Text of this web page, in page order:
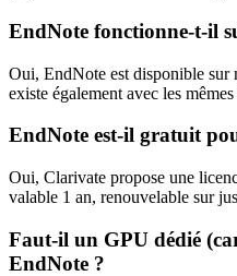
EndNote fonctionne-t-il
Oui, EndNote est disponible sur
existe également avec les
EndNote est-il gratuit
Oui, Clarivate propose une
valable 1 an, renouvelable sur
Faut-il un GPU dédié
EndNote ?